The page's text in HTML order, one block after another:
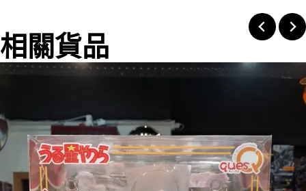
相關貨品